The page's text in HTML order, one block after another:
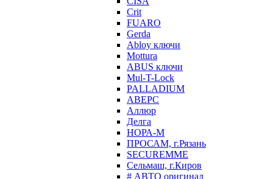
Crit
FUARO
Gerda
Abloy ключи
Mottura
ABUS ключи
Mul-T-Lock
PALLADIUM
АВЕРС
Аллюр
Делга
НОРА-М
ПРОСАМ, г.Рязань
SECUREMME
Сельмаш, г.Киров
# АВТО оригинал